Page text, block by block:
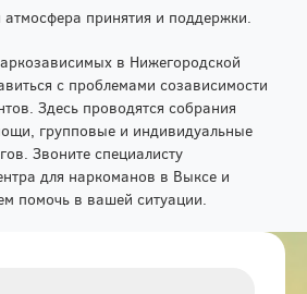
атмосфера принятия и поддержки.
в Нижегородской
с проблемами созависимости
Здесь проводятся собрания
групповые и индивидуальные
Звоните специалисту
для наркоманов в Выксе и
помочь в вашей ситуации.